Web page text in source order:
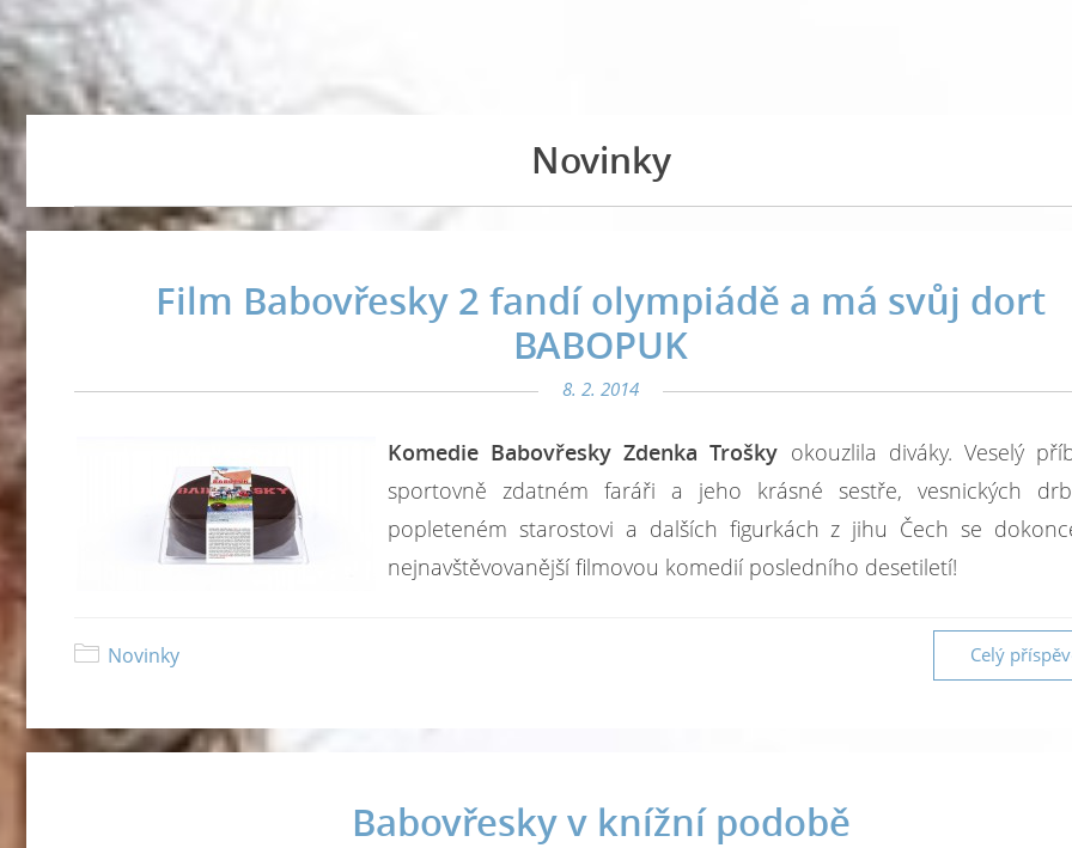
Novinky
Film Babovřesky 2 fandí olympiádě a má svůj dort
BABOPUK
8. 2. 2014
Komedie Babovřesky Zdenka Trošky okouzlila diváky. Veselý
sportovně zdatném faráři a jeho krásné sestře, vesnických
popleteném starostovi a dalších figurkách z jihu Čech se
nejnavštěvovanější filmovou komedií posledního desetiletí!
Celý
Novinky
Babovřesky v knížní podobě